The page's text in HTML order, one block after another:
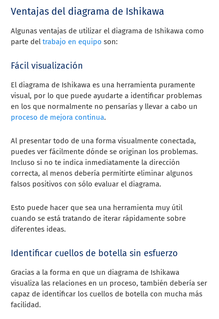
Ventajas del diagrama de Ishikawa
Algunas ventajas de utilizar el diagrama de Ishikawa como
parte deltrabajo en equipo son:
Fácil visualización
El diagrama de Ishikawa es una herramienta puramente
visual, por lo que puede ayudarte a identificar problemas
en los que normalmente no pensarías y llevar a cabo un
proceso de mejora continua.
Al presentar todo de una forma visualmente conectada,
puedes ver fácilmente dónde se originan los problemas.
Incluso si no te indica inmediatamente la dirección
correcta, al menos debería permitirte eliminar algunos
falsos positivos con sólo evaluar el diagrama.
Esto puede hacer que sea una herramienta muy útil
cuando se está tratando de iterar rápidamente sobre
diferentes ideas.
Identificar cuellos de botella sin esfuerzo
Gracias a la forma en que un diagrama de Ishikawa
visualiza las relaciones en un proceso, también debería ser
capaz de identificar los cuellos de botella con mucha más
facilidad.